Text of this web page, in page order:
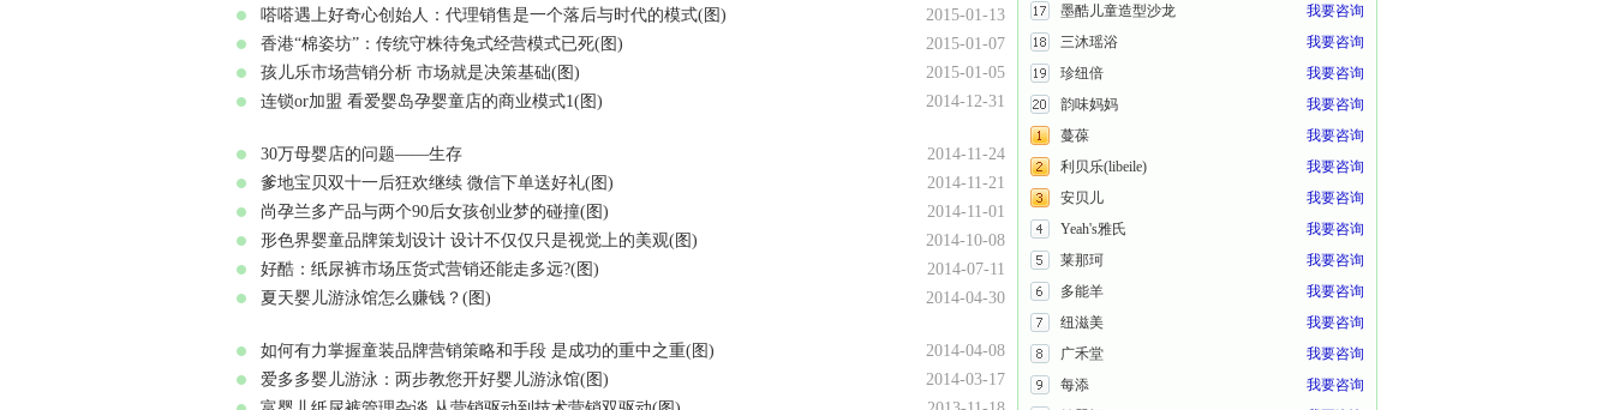
嗒嗒遇上好奇心创始人：代理销售是一个落后与时代的模式(图)
2015-01-13
香港“棉姿坊”：传统守株待兔式经营模式已死(图)
2015-01-07
孩儿乐市场营销分析 市场就是决策基础(图)
2015-01-05
连锁or加盟 看爱婴岛孕婴童店的商业模式1(图)
2014-12-31
30万母婴店的问题——生存
2014-11-24
爹地宝贝双十一后狂欢继续 微信下单送好礼(图)
2014-11-21
尚孕兰多产品与两个90后女孩创业梦的碰撞(图)
2014-11-01
形色界婴童品牌策划设计 设计不仅仅只是视觉上的美观(图)
2014-10-08
好酷：纸尿裤市场压货式营销还能走多远?(图)
2014-07-11
夏天婴儿游泳馆怎么赚钱？(图)
2014-04-30
如何有力掌握童装品牌营销策略和手段 是成功的重中之重(图)
2014-04-08
爱多多婴儿游泳：两步教您开好婴儿游泳馆(图)
2014-03-17
我要咨询
墨酷儿童造型沙龙
我要咨询
三沐瑶浴
我要咨询
珍纽倍
我要咨询
韵味妈妈
我要咨询
蔓葆
我要咨询
利贝乐(libeile)
我要咨询
安贝儿
我要咨询
Yeah's雅氏
我要咨询
莱那珂
我要咨询
多能羊
我要咨询
纽滋美
我要咨询
广禾堂
我要咨询
每添